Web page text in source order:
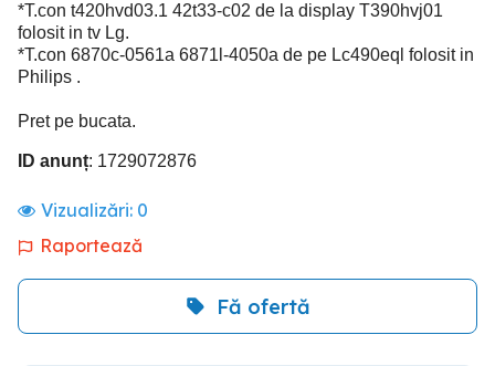
*T.con t420hvd03.1 42t33-c02 de la display T390hvj01
folosit in tv Lg.
*T.con 6870c-0561a 6871l-4050a de pe Lc490eql folosit in
Philips .
Pret pe bucata.
ID anunț: 1729072876
Vizualizări: 0
Raportează
Fă ofertă